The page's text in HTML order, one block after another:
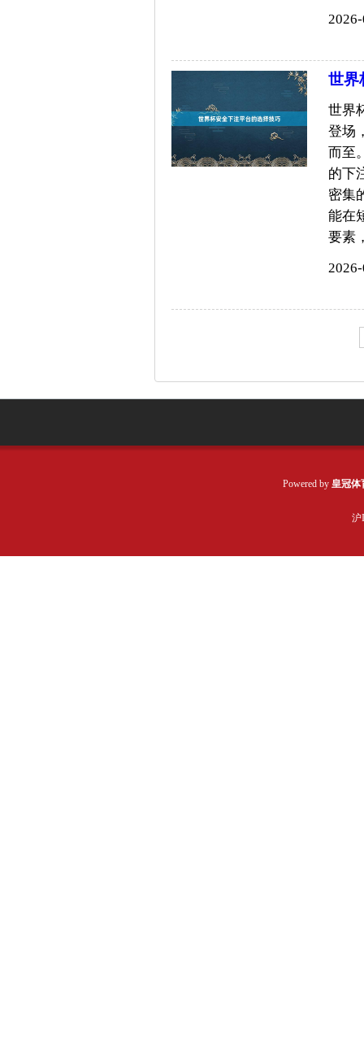
世界
世界
登场
而至
的下
密集
能在
要素
Powered by 皇冠体
沪